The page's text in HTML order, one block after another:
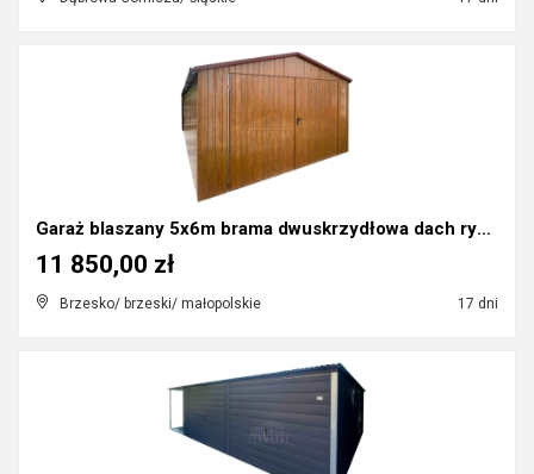
Garaż blaszany 5x6m brama dwuskrzydłowa dach rynn...
Brzesko/ brzeski/ małopolskie 17 dni
11 850,00 zł